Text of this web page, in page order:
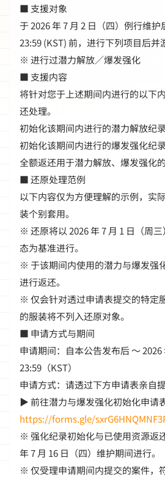
■ 支援对象
于 2026 年 7 月 2 日（四）例行维护
23:59 (KST) 前，进行下列项目后并
※ 进行过潜力解放／爆发强化
■ 支援内容
将针对您于上述期间内进行的以下
还处理。
初始化该期间内进行的潜力解放纪录
初始化该期间内进行的爆发强化纪录
全额返还用于潜力解放、爆发强化
■ 还原处理范例
以下内容仅为方便理解的示例，实
装个别套用。
※ 还原将以 2026 年 7 月 1 日（周
态为基准进行。
※ 于该期间内使用的潜力与爆发强
进行返还。
※ 仅会针对透过申请表提交的特定
的服装将不列入还原对象。
■ 申请方式与期间
申请期间：自本公告发布后 ～ 2026
23:59（KST）
申请方式：请透过下方申请表亲自
▶ 前往潜力与爆发强化初始化申请
https://forms.gle/
※ 强化纪录初始化与已使用资源返
年 7 月 16 日（四）维护期间进行。
※ 仅受理申请期间内提交的案件，